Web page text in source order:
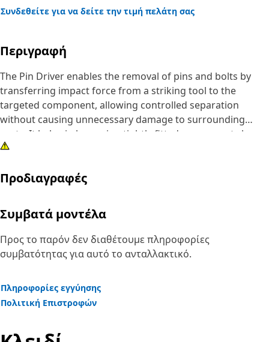
Συνδεθείτε για να δείτε την τιμή πελάτη σας
Περιγραφή
The Pin Driver enables the removal of pins and bolts by
transferring impact force from a striking tool to the
targeted component, allowing controlled separation
without causing unnecessary damage to surrounding
parts. It helps in loosening tightly fitted components by
delivering focused force, making disassembly tasks more
maintenance work. The driver supports accurate force
chances of misalignment or surface damage.
Attributes:
• Supports safe handling during disassembly processes.
• Enables faster removal compared to manual methods.
and up to 2.5 inch (63.5 mm) in diameter.
• Reduces the chances of deformation during removal.
Applications:
Προδιαγραφές
Συμβατά μοντέλα
Προς το παρόν δεν διαθέτουμε πληροφορίες
συμβατότητας για αυτό το ανταλλακτικό.
Πληροφορίες εγγύησης
Πολιτική Επιστροφών